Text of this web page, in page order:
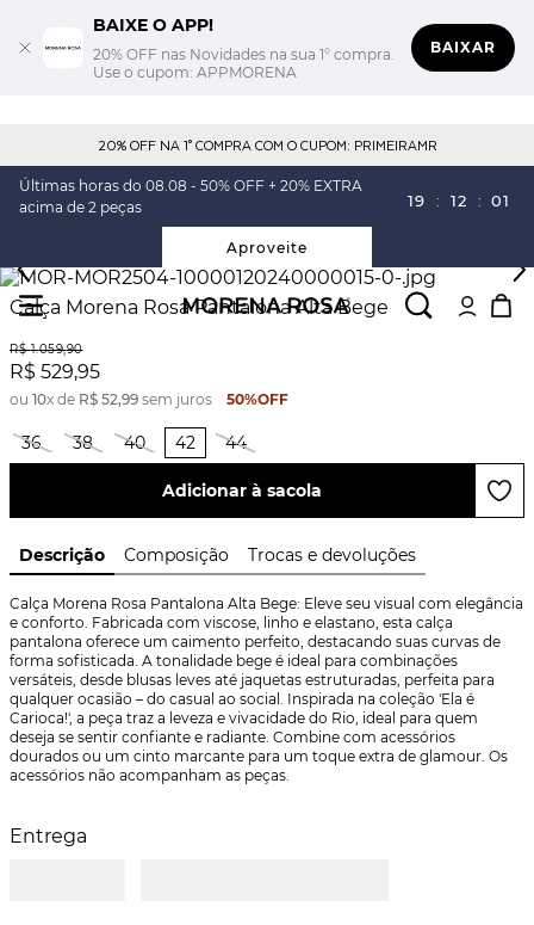
BAIXE O APP!
20% OFF nas Novidades na sua 1° compra.
Use o cupom: APPMORENA
BAIXAR
20% OFF NA 1° COMPRA COM O CUPOM: PRIMEIRAMR
Últimas horas do 08.08 - 50% OFF + 20% EXTRA
acima de 2 peças
19 : 12 : 01
Aproveite
Calça Morena Rosa Pantalona Alta Bege
R$ 1.059,90
R$ 529,95
ou 10x de R$ 52,99 sem juros 50%OFF
36 38 40 42 44
Adicionar à sacola
Descrição Composição Trocas e devoluções
Calça Morena Rosa Pantalona Alta Bege: Eleve seu visual com elegância
e conforto. Fabricada com viscose, linho e elastano, esta calça
pantalona oferece um caimento perfeito, destacando suas curvas de
forma sofisticada. A tonalidade bege é ideal para combinações
versáteis, desde blusas leves até jaquetas estruturadas, perfeita para
qualquer ocasião – do casual ao social. Inspirada na coleção 'Ela é
Carioca!', a peça traz a leveza e vivacidade do Rio, ideal para quem
deseja se sentir confiante e radiante. Combine com acessórios
dourados ou um cinto marcante para um toque extra de glamour. Os
acessórios não acompanham as peças.
Entrega